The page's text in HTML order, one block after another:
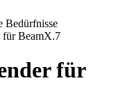
Bedürfnisse
BeamX.7
für